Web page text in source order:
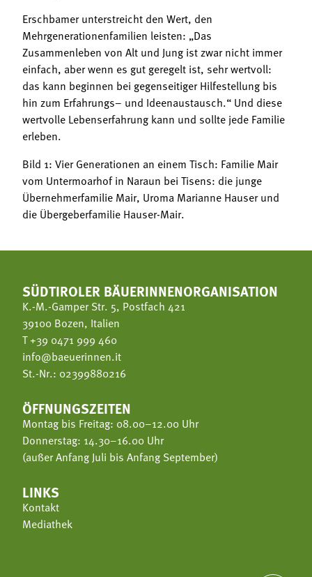
Erschbamer unterstreicht den Wert, den
Mehrgenerationenfamilien leisten: „Das
Zusammenleben von Alt und Jung ist zwar nicht immer
einfach, aber wenn es gut geregelt ist, sehr wertvoll:
das kann beginnen bei gegenseitiger Hilfestellung bis
hin zum Erfahrungs– und Ideenaustausch.“ Und diese
wertvolle Lebenserfahrung kann und sollte jede Familie
erleben.
Bild 1: Vier Generationen an einem Tisch: Familie Mair
vom Untermoarhof in Naraun bei Tisens: die junge
Übernehmerfamilie Mair, Uroma Marianne Hauser und
die Übergeberfamilie Hauser-Mair.
SÜDTIROLER BÄUERINNENORGANISATION
K.-M.-Gamper Str. 5, Postfach 421
39100 Bozen, Italien
T+39 0471 999 460
info@baeuerinnen.it
St.-Nr.: 02399880216
ÖFFNUNGSZEITEN
Montag bis Freitag: 08.00–12.00 Uhr
Donnerstag: 14.30–16.00 Uhr
(außer Anfang Juli bis Anfang September)
LINKS
Kontakt
Mediathek